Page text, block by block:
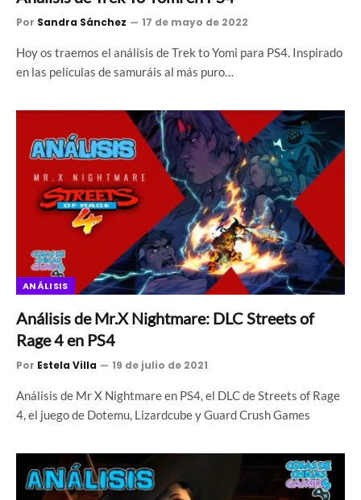
Por Sandra Sánchez 17 de mayo de 2022
Hoy os traemos el análisis de Trek to Yomi para PS4. Inspirado
en las películas de samuráis al más puro…
ANÁLISIS
Análisis de Mr.X Nightmare: DLC Streets of
Rage 4 en PS4
Por Estela Villa 19 de julio de 2021
Análisis de Mr X Nightmare en PS4, el DLC de Streets of Rage
4, el juego de Dotemu, Lizardcube y Guard Crush Games